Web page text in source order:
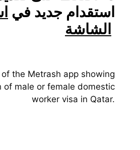
استقدام جديد في
الشاشة